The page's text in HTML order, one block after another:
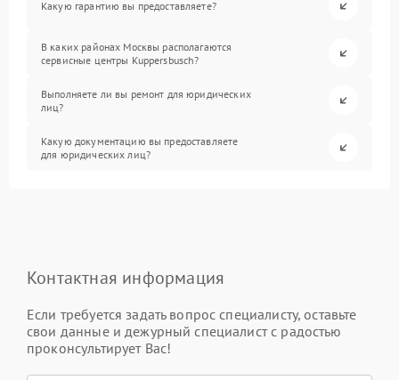
Какую гарантию вы предоставляете?
В каких районах Москвы располагаются
сервисные центры Kuppersbusch?
Выполняете ли вы ремонт для юридических
лиц?
Какую документацию вы предоставляете
для юридических лиц?
Контактная информация
Если требуется задать вопрос специалисту, оставьте
свои данные и дежурный специалист с радостью
проконсультирует Вас!